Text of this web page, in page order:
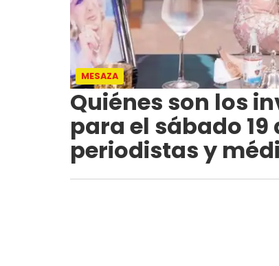
MESAZA
Quiénes son los
para el sábado
periodistas y